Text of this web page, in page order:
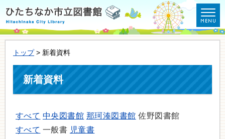
トップ> 新着資料
新着資料
すべて 中央図書館 那珂湊図書館 佐野図書館
すべて 一般書 児童書